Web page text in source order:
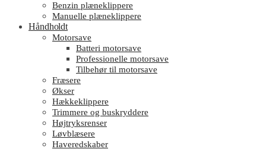
Benzin plæneklippere
Manuelle plæneklippere
Håndholdt
Motorsave
Batteri motorsave
Professionelle motorsave
Tilbehør til motorsave
Fræsere
Økser
Hækkeklippere
Trimmere og buskryddere
Højtryksrenser
Løvblæsere
Haveredskaber